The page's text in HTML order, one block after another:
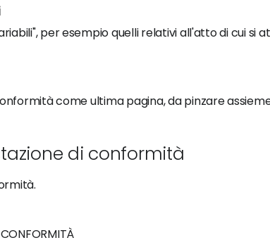
per esempio quelli relativi all'atto di cui si
come ultima pagina, da pinzare
di conformità